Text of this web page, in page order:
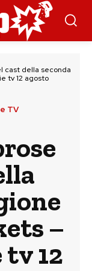
cast della seconda
tv 12 agosto
TV
–
12